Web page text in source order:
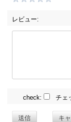
レビュー:
check: チェ
送信 キ